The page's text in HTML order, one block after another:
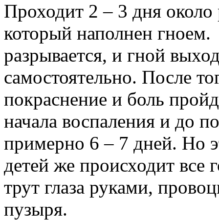
Проходит 2 – 3 дня около
который наполнен
разрывается, и гной
самостоятельно. После
покраснение и боль
начала воспаления и до
примерно 6 – 7 дней. Но
детей же происходит все
трут глаза руками,
пузыря.